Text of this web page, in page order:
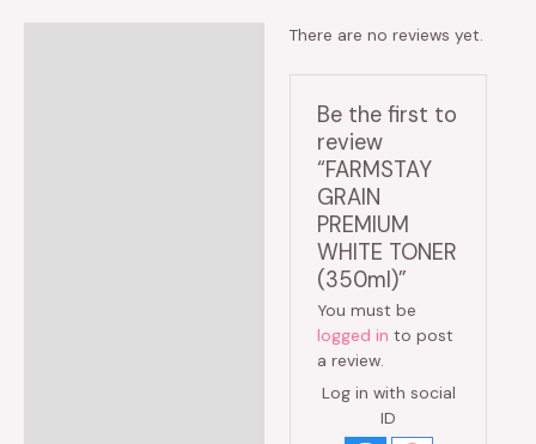
There are no reviews yet.
Be the first to
review
“FARMSTAY
GRAIN
PREMIUM
WHITE TONER
(350ml)”
You must be
logged in to post
a review.
Log in with social
ID